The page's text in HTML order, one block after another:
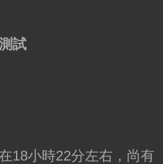
試
18小時22分左右，尚有